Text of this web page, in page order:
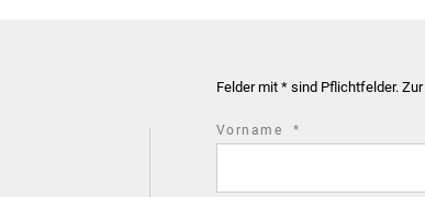
Felder mit * sind Pflichtfelder. Zur
Vorname *